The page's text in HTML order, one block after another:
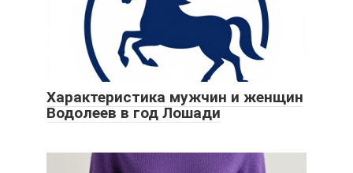
Характеристика мужчин и женщин
Водолеев в год Лошади